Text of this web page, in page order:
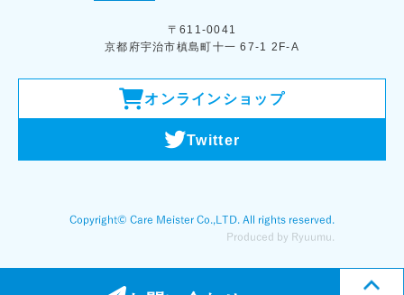
〒611-0041
京都府宇治市槙島町十一 67-1 2F-A
オンラインショップ
Twitter